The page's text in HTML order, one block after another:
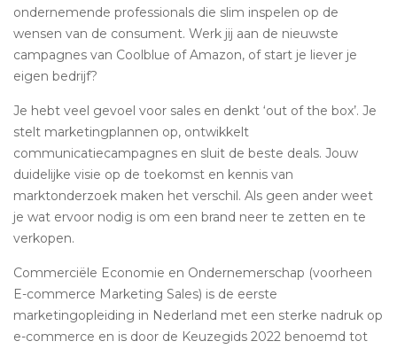
ondernemende professionals die slim inspelen op de
wensen van de consument. Werk jij aan de nieuwste
campagnes van Coolblue of Amazon, of start je liever je
eigen bedrijf?
Je hebt veel gevoel voor sales en denkt ‘out of the box’. Je
stelt marketingplannen op, ontwikkelt
communicatiecampagnes en sluit de beste deals. Jouw
duidelijke visie op de toekomst en kennis van
marktonderzoek maken het verschil. Als geen ander weet
je wat ervoor nodig is om een brand neer te zetten en te
verkopen.
Commerciële Economie en Ondernemerschap (voorheen
E-commerce Marketing Sales) is de eerste
marketingopleiding in Nederland met een sterke nadruk op
e-commerce en is door de Keuzegids 2022 benoemd tot